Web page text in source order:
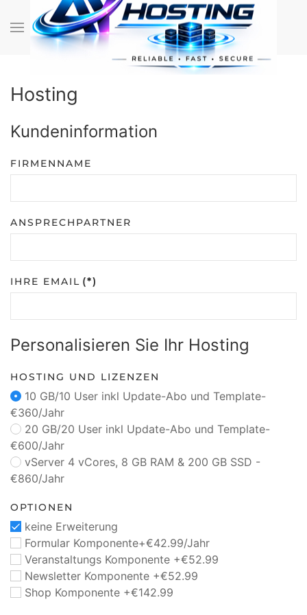
Zum Hauptinhalt springen
Hosting
Kundeninformation
FIRMENNAME
ANSPRECHPARTNER
IHRE EMAIL (*)
Personalisieren Sie Ihr Hosting
HOSTING UND LIZENZEN
10 GB/10 User inkl Update-Abo und Template-
€360/Jahr
20 GB/20 User inkl Update-Abo und Template-
€600/Jahr
vServer 4 vCores, 8 GB RAM & 200 GB SSD -
€860/Jahr
OPTIONEN
keine Erweiterung
Formular Komponente+€42.99/Jahr
Veranstaltungs Komponente +€52.99
Newsletter Komponente +€52.99
Shop Komponente +€142.99